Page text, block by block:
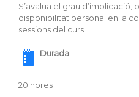
S’avalua el grau
disponibilitat personal en la
sessions del curs.
Durada
20 hores